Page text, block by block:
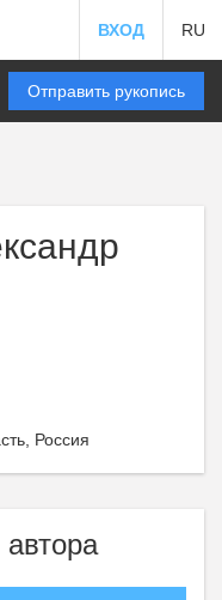
ВХОД RU
Отправить рукопись
Россия